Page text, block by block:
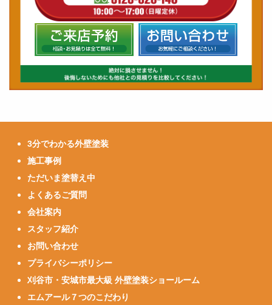
3分でわかる外壁塗装
施工事例
ただいま塗替え中
よくあるご質問
会社案内
スタッフ紹介
お問い合わせ
プライバシーポリシー
刈谷市・安城市最大級 外壁塗装ショールーム
エムアール７つのこだわり